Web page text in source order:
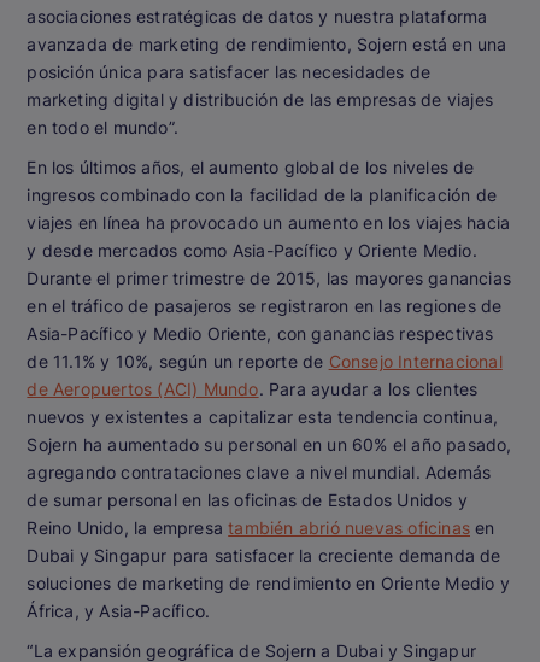
asociaciones estratégicas de datos y nuestra plataforma
avanzada de marketing de rendimiento, Sojern está en una
posición única para satisfacer las necesidades de
marketing digital y distribución de las empresas de viajes
en todo el mundo”.
En los últimos años, el aumento global de los niveles de
ingresos combinado con la facilidad de la planificación de
viajes en línea ha provocado un aumento en los viajes hacia
y desde mercados como Asia-Pacífico y Oriente Medio.
Durante el primer trimestre de 2015, las mayores ganancias
en el tráfico de pasajeros se registraron en las regiones de
Asia-Pacífico y Medio Oriente, con ganancias respectivas
de 11.1% y 10%, según un reporte de Consejo Internacional
de Aeropuertos (ACI) Mundo. Para ayudar a los clientes
nuevos y existentes a capitalizar esta tendencia continua,
Sojern ha aumentado su personal en un 60% el año pasado,
agregando contrataciones clave a nivel mundial. Además
de sumar personal en las oficinas de Estados Unidos y
Reino Unido, la empresatambién abrió nuevas oficinas en
Dubai y Singapur para satisfacer la creciente demanda de
soluciones de marketing de rendimiento en Oriente Medio y
África, y Asia-Pacífico.
“La expansión geográfica de Sojern a Dubai y Singapur